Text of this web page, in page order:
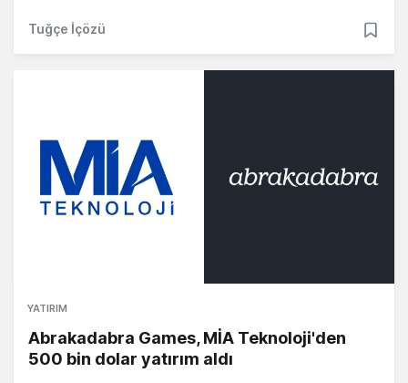
Tuğçe İçözü
YATIRIM
Abrakadabra Games, MİA Teknoloji'den
500 bin dolar yatırım aldı